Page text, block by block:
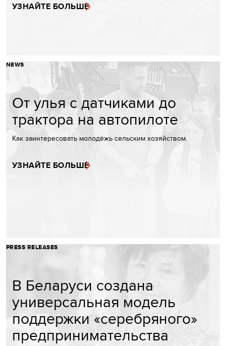
УЗНАЙТЕ БОЛЬШЕ
NEWS
От улья с датчиками до
трактора на автопилоте
Как заинтересовать молодёжь сельским хозяйством.
УЗНАЙТЕ БОЛЬШЕ
PRESS RELEASES
В Беларуси создана
универсальная модель
поддержки «серебряного»
предпринимательства